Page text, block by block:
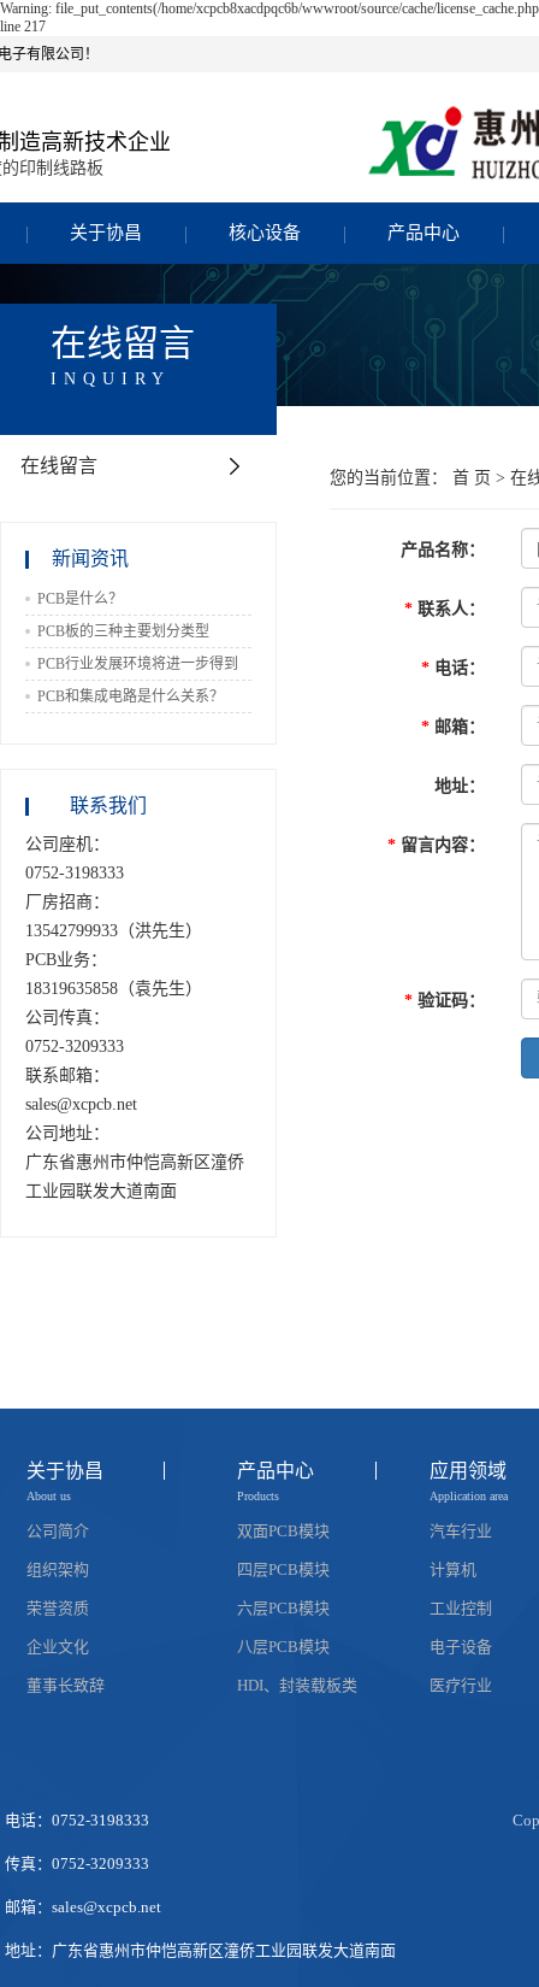
Warning: file_put_contents(/home/xcpcb8xacdpqc6b/wwwroot/source/cache/
line 217
子有限公司！
造高新技术企业
印制线路板
关于协昌 核心设备 产品中心
在线留言
INQUIRY
在线留言
新闻资讯
PCB是什么？
PCB板的三种主要划分类型
PCB行业发展环境将进一步得到
改善
PCB和集成电路是什么关系？
联系我们
公司座机：
0752-3198333
厂房招商：
13542799933（洪先生）
PCB业务：
18319635858（袁先生）
公司传真：
0752-3209333
联系邮箱：
sales@xcpcb.net
公司地址：
广东省惠州市仲恺高新区潼侨
工业园联发大道南面
您的当前位置： 首 页 > 在
产品名称：
* 联系人：
* 电话：
* 邮箱：
地址：
* 留言内容：
* 验证码：
关于协昌
About us
公司简介
组织架构
荣誉资质
企业文化
董事长致辞
产品中心
Products
双面PCB模块
四层PCB模块
六层PCB模块
八层PCB模块
HDI、封装载板类
应用领域
Application area
汽车行业
计算机
工业控制
电子设备
医疗行业
电话：0752-3198333
传真：0752-3209333
邮箱：sales@xcpcb.net
地址：广东省惠州市仲恺高新区潼侨工业园联发大道南面